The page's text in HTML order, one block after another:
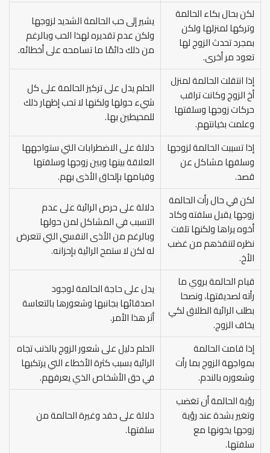
لكن بحال بكاء الحالمة
وتركها لمنزلها ولكن
بمجرد تحدث الزوج لها
تعود مر أخرى.
يشير إلى حب الحالمة الشديد لزوجها
ولكن عدم تقديره لهذا الحب وبالرغم
من ذلك دائمًا ما تسامحه على أخطائه.
إذا انتقلت الحالمة لمنزل
أخ الزوج وكانت تراقب
حركات زوجها وسلفتها
وعلمت بخيانتهم.
الحلم يدل على تركيز الحالمة على كل
شيء حولها ولكنها لا تحب إظهار ذلك
للمحيطين بها.
إذا تسببت الحالمة لزوجها
وسلفها مشاكل عن
قصد.
دلالة على الاضطرابات التي ستواجهها
العلاقة بينها وبين زوجها وسلفتها
وقيامها بإلحاق الأذى بهم.
لكن في حال رأت الحالمة
زوجها يقبل سلفته وكاد
أخوه يراها ولكنها تلفت
نظره لتنقذهم من غضب
الأخ.
دلالة على حرص الرائية على عدم
التسبب في المشاكل لمن حولها
وبالرغم من الأذى النفسي التي تتعرض
له لكن لا ستمح الرائية بإحزانه.
قيام الحالمة بروي ما
رأته لصديقتها، ونصحا
بطلب الرائية الطلاق لكي
يخاف الزوج.
يدل على حاجة الحالمة لوجود
اصدقائها بجانبها وشعورها بالتعاسة
أثر هذا الأمر.
إذا قامت الحالمة
بمواجهة الزوج بما رأت
وشعوره بالندم.
الحلم دليل على شعور الزوج بالذنب تجاه
الرائية بسبب كثرة الأخطاء التي يرتكبها
في حق الأشخاص الذي يعرفهم.
رؤية الحالمة أن تغضب
وتغير بشدة عند رؤية
زوجها يخونها مع
سلفتها.
دلالة على حقد وغيرة الحالمة من
سلفتها.